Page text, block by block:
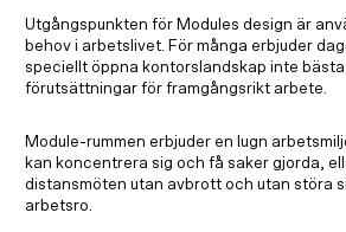
Utgångspunkten för Modules design är
behov i arbetslivet. För många erbjuder
speciellt öppna kontorslandskap inte bästa
förutsättningar för framgångsrikt arbete.
Module-rummen erbjuder en lugn
kan koncentrera sig och få saker gjorda,
distansmöten utan avbrott och utan störa
arbetsro.